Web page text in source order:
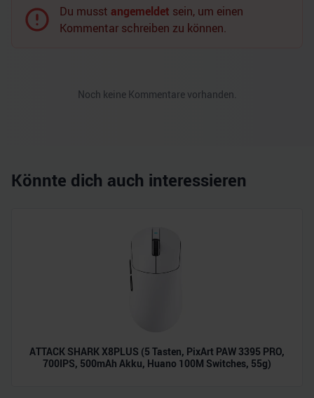
Du musst angemeldet sein, um einen
Kommentar schreiben zu können.
Noch keine Kommentare vorhanden.
Könnte dich auch interessieren
ATTACK SHARK X8PLUS (5 Tasten, PixArt PAW 3395 PRO,
700IPS, 500mAh Akku, Huano 100M Switches, 55g)